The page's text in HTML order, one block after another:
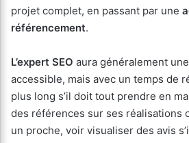
projet complet, en passant par une
référencement.
L’expert SEO aura généralement
accessible, mais avec un temps de
plus long s’il doit tout prendre en
des références sur ses réalisations
un proche, voir visualiser des avis